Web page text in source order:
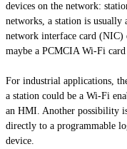
devices on the network:
networks, a station is usually
network interface card
maybe a PCMCIA Wi-Fi card
For industrial applications,
a station could be a Wi-Fi
an HMI. Another possibility
directly to a programmable
device.